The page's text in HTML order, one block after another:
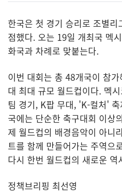
한국은 첫 경기 승리로 조별
점했다. 오는 19일 개최국 멕
화국과 차례로 맞붙는다.
이번 대회는 총 48개국이 참
대 최대 규모 월드컵이다. 멕
팀 경기, K팝 무대, 'K-컬처'
국에는 단순한 축구대회 이상
제 월드컵의 배경음악이 아니
트를 함께 만들어가는 주역으
다시 한번 월드컵의 새로운
정책브리핑 최선영